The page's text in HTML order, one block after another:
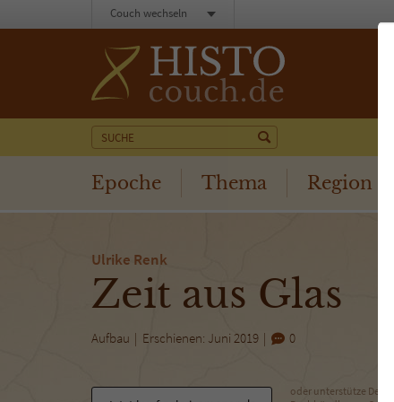
Epoche Thema Region
Couch wechseln
Ulrike Renk
Zeit aus Glas
Aufbau Erschienen: Juni 2019 0
oder unterstütze